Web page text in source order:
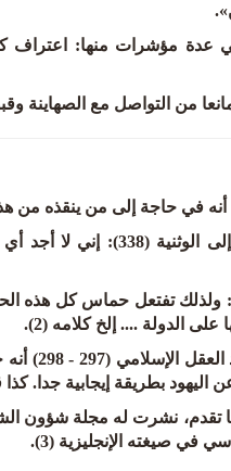
عدة مؤشرات منها: اعتراف
في حاجة إلى من ينقذه من
وهذا دكتور الأساطير سيد القمني يقول في
الدولة .... إلخ كلامه (2).
وكان أركون يحضر
تقدم، نشرت له مجلة شؤون
في صيغته الإنجليزية (3).